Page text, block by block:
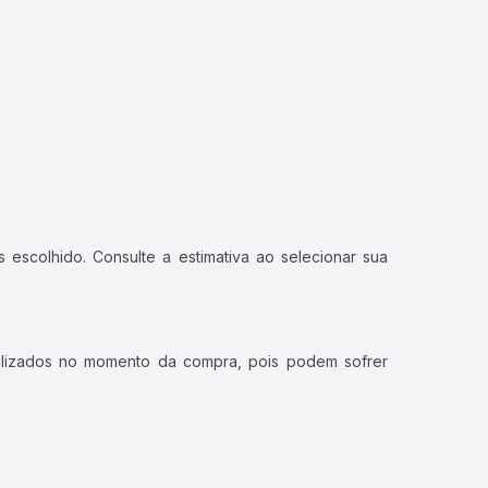
Consulte a estimativa ao selecionar sua
no momento da compra, pois podem sofrer